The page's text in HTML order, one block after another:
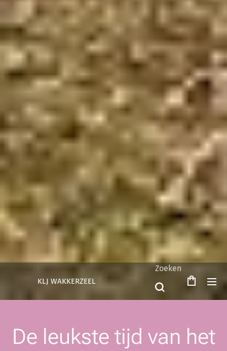
KLJ WAKKERZEEL
Zoeken
De leukste tijd van het